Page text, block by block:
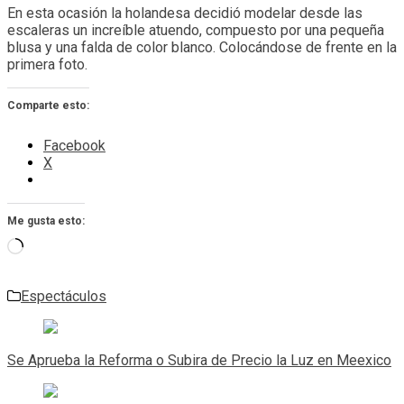
En esta ocasión la holandesa decidió modelar desde las
escaleras un increíble atuendo, compuesto por una pequeña
blusa y una falda de color blanco. Colocándose de frente en la
primera foto.
Comparte esto:
Facebook
X
Me gusta esto:
Cargando...
Espectáculos
Navegación
de
entradas
Se Aprueba la Reforma o Subira de Precio la Luz en Meexico